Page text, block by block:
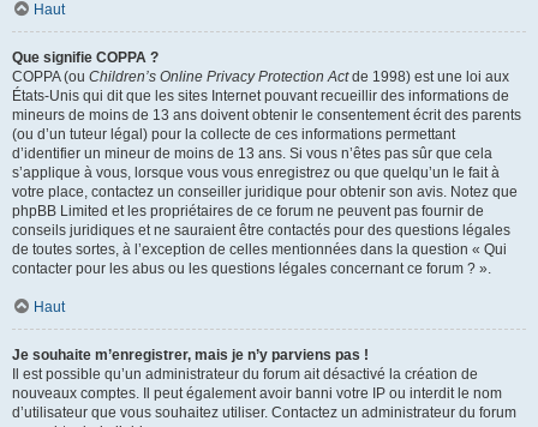
Haut
Que signifie COPPA ?
COPPA (ou Children’s Online Privacy Protection Actde 1998) est une loi aux
États-Unis qui dit que les sites Internet pouvant recueillir des informations de
mineurs de moins de 13 ans doivent obtenir le consentement écrit des parents
(ou d’un tuteur légal) pour la collecte de ces informations permettant
d’identifier un mineur de moins de 13 ans. Si vous n’êtes pas sûr que cela
s’applique à vous, lorsque vous vous enregistrez ou que quelqu’un le fait à
votre place, contactez un conseiller juridique pour obtenir son avis. Notez que
phpBB Limited et les propriétaires de ce forum ne peuvent pas fournir de
conseils juridiques et ne sauraient être contactés pour des questions légales
de toutes sortes, à l’exception de celles mentionnées dans la question « Qui
contacter pour les abus ou les questions légales concernant ce forum ? ».
Haut
Je souhaite m’enregistrer, mais je n’y parviens pas !
Il est possible qu’un administrateur du forum ait désactivé la création de
nouveaux comptes. Il peut également avoir banni votre IP ou interdit le nom
d’utilisateur que vous souhaitez utiliser. Contactez un administrateur du forum